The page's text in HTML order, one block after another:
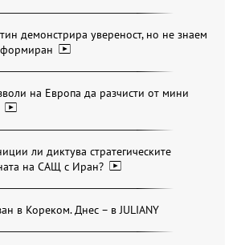
демонстрира увереност, но не знаем
на Европа да разчисти от мини
ли диктува стратегическите
на САЩ с Иран?
в Кореком. Днес – в JULIANY